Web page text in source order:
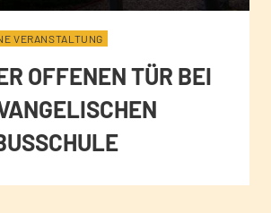
VERANSTALTUNG
OFFENEN TÜR BEI